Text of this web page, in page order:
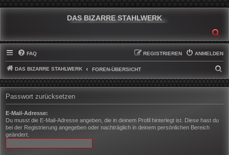
DAS BIZARRE STAHLWERK
FAQ ANMELDEN
REGISTRIEREN
DAS BIZARRE STAHLWERK FOREN-ÜBERSICHT
U
H
Passwort zurücksetzen
E-Mail-Adresse:
Du musst die E-Mail-Adresse angeben, die in deinem Profil hinterlegt ist. Diese hast du
bei der Registrierung angegeben oder nachträglich in deinem persönlichen Bereich
geändert.